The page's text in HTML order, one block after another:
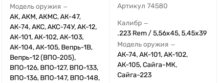
Модель оружия —
АК, АКМ, АКМС, АК-47,
АК-74, АКС, АКС-74У, АК-12,
АК-101, АК-102, АК-103,
АК-104, АК-105, Вепрь-1В,
Вепрь-12 (ВПО-205),
ВПО-126, ВПО-127, ВПО-133,
ВПО-136, ВПО-147, ВПО-148,
Артикул 74580
Калибр —
.223 Rem / 5,56x45, 5,45х39
Модель оружия —
АК-74, АК-101, АК-102,
АК-105, Сайга-МК,
Сайга-223